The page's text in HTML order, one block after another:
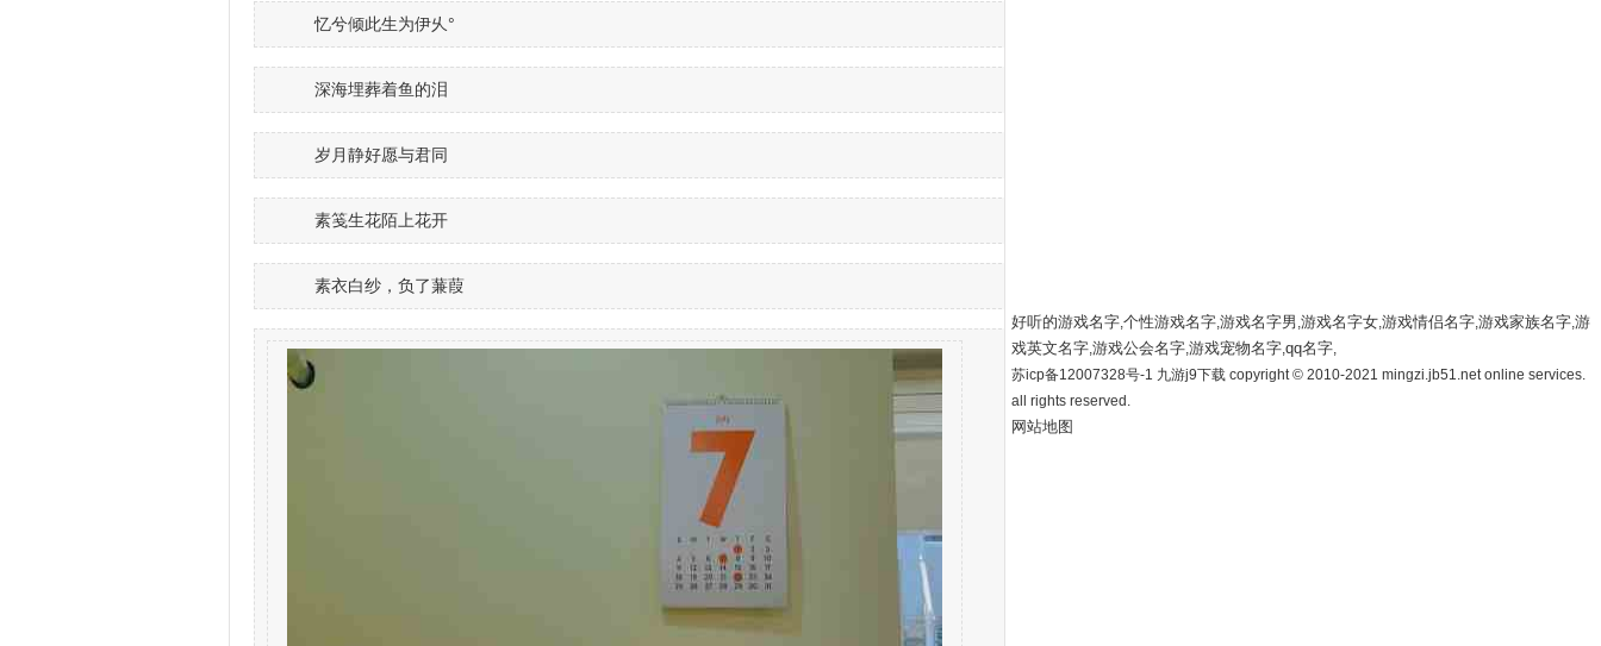
忆兮倾此生为伊乆°
深海埋葬着鱼的泪
岁月静好愿与君同
素笺生花陌上花开
素衣白纱，负了蒹葭
好听的游戏名字,个性游戏名字,游戏名字男 ,游戏名字女,游戏情侣名字,游戏家族名字,游
戏英文名字,游戏公会名字,游戏宠物名字,qq名字,
苏icp备12007328号-1 九游j9下载 copyright © 2010-2021 mingzi.jb51.net online services.
all rights reserved.
网站地图